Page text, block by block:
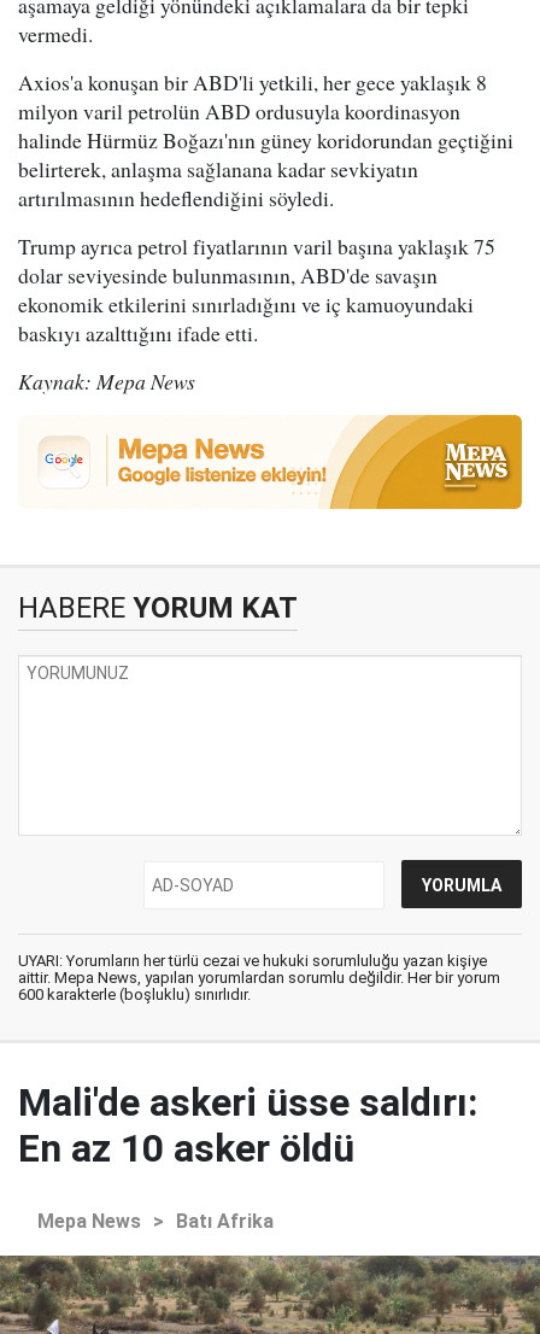
vermedi.
Axios'a konuşan bir ABD'li yetkili, her gece yaklaşık 8
milyon varil petrolün ABD ordusuyla koordinasyon
halinde Hürmüz Boğazı'nın güney koridorundan geçtiğini
belirterek, anlaşma sağlanana kadar sevkiyatın
artırılmasının hedeflendiğini söyledi.
Trump ayrıca petrol fiyatlarının varil başına yaklaşık 75
dolar seviyesinde bulunmasının, ABD'de savaşın
ekonomik etkilerini sınırladığını ve iç kamuoyundaki
baskıyı azalttığını ifade etti.
Kaynak: Mepa News
HABERE YORUM KAT
UYARI: Yorumların her türlü cezai ve hukuki sorumluluğu yazan kişiye
aittir. Mepa News, yapılan yorumlardan sorumlu değildir. Her bir yorum
600 karakterle (boşluklu) sınırlıdır.
Mali'de askeri üsse saldırı:
En az 10 asker öldü
Mepa News > Batı Afrika